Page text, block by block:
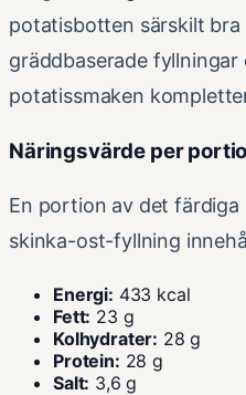
potatisbotten särskilt
gräddbaserade fyllningar
potatissmaken
Näringsvärde per
En portion av det färdiga
skinka-ost-fyllning
Energi: 433 kcal
Fett: 23 g
Kolhydrater: 28 g
Protein: 28 g
Salt: 3,6 g